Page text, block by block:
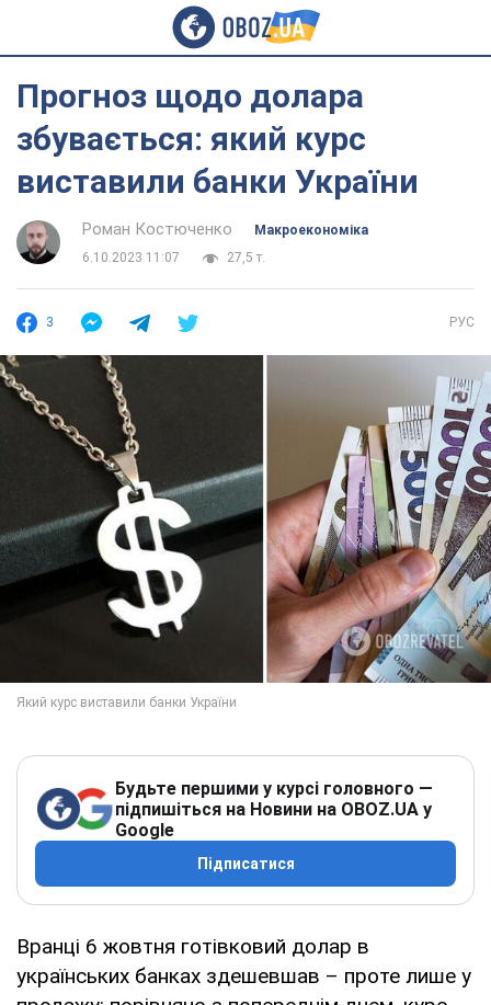
Прогноз щодо долара
збувається: який курс
виставили банки України
Роман Костюченко
Mакроекономіка
6.10.2023 11:07
27,5 т.
3 РУС
Будьте першими у курсі головного —
підпишіться на Новини на OBOZ.UA у
Google
Підписатися
Вранці 6 жовтня готівковий долар в
українських банках здешевшав – проте лише у